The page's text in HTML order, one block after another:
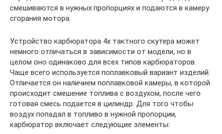
смешиваются в нужных пропорциях и подаются в камеру
сгорания мотора.
Устройство карбюратора 4х тактного скутера может
немного отличаться в зависимости от модели, но в
целом оно одинаково для всех типов карбюраторов.
Чаще всего используется поплавковый вариант изделий.
Отличается он наличием поплавковой камеры, в которой
происходит смешение топлива с воздухом, после чего
готовая смесь подается в цилиндр. Для того чтобы
воздух попадал в топливо в нужной пропорции,
карбюратор включает следующие элементы: